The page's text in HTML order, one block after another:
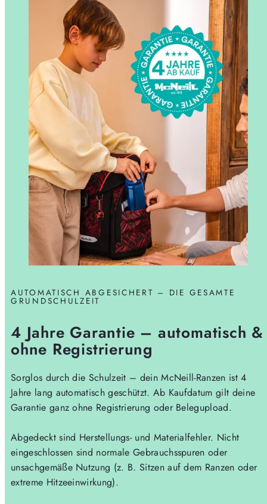
AUTOMATISCH ABGESICHERT – DIE GESAMTE
GRUNDSCHULZEIT
4 Jahre Garantie – automatisch &
ohne Registrierung
Sorglos durch die Schulzeit – dein McNeill-Ranzen ist 4
Jahre lang automatisch geschützt. Ab Kaufdatum gilt deine
Garantie ganz ohne Registrierung oder Belegupload.
Abgedeckt sind Herstellungs- und Materialfehler. Nicht
eingeschlossen sind normale Gebrauchsspuren oder
unsachgemäße Nutzung (z. B. Sitzen auf dem Ranzen oder
extreme Hitzeeinwirkung).